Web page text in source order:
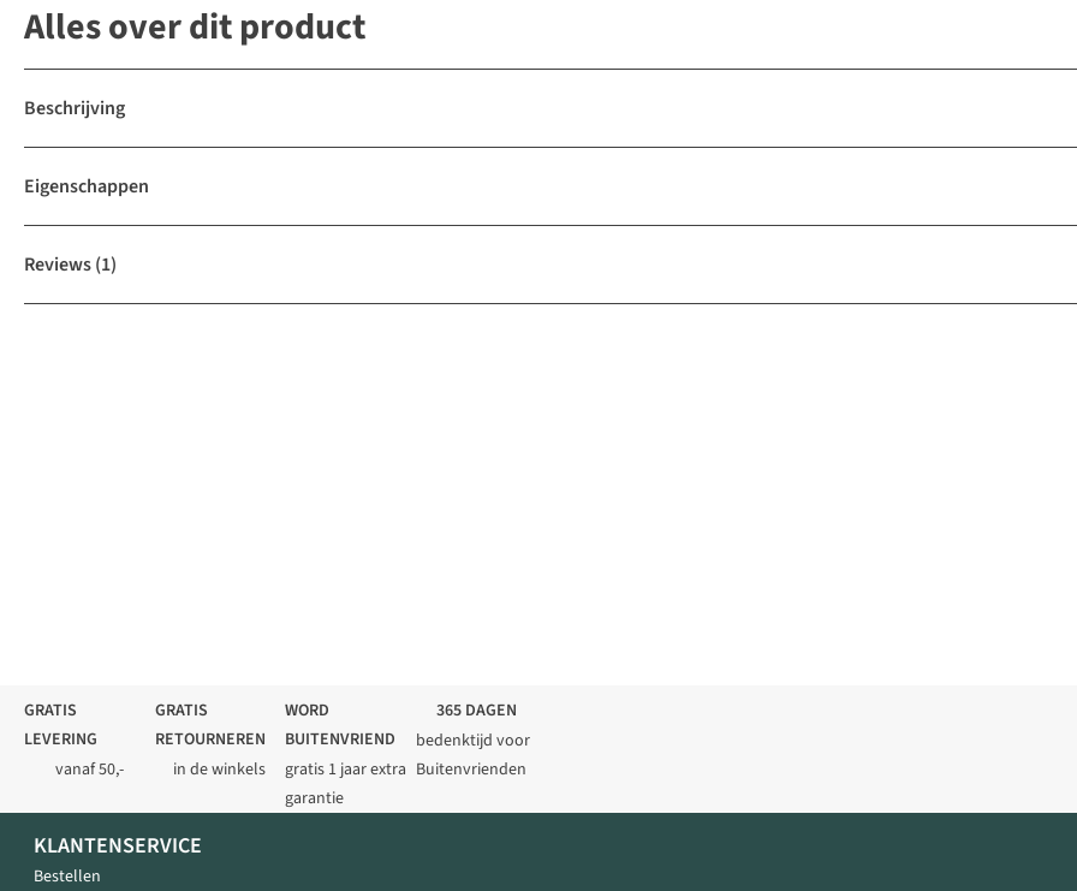
Alles over dit product
Beschrijving
Eigenschappen
Reviews(1)
GRATIS
LEVERING
vanaf 50,-
GRATIS
RETOURNEREN
in de winkels
WORD
BUITENVRIEND
gratis 1 jaar extra
garantie
365 DAGEN
bedenktijd voor
Buitenvrienden
KLANTENSERVICE
Bestellen